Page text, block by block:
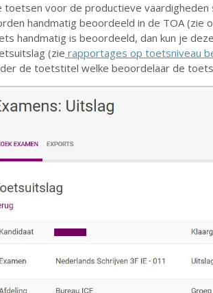
toetsen voor de productieve
handmatig beoordeeld in de TOA (zie
handmatig is beoordeeld, dan kun je
(zie rapportages op toetsniveau
de toetstitel welke beoordelaar de